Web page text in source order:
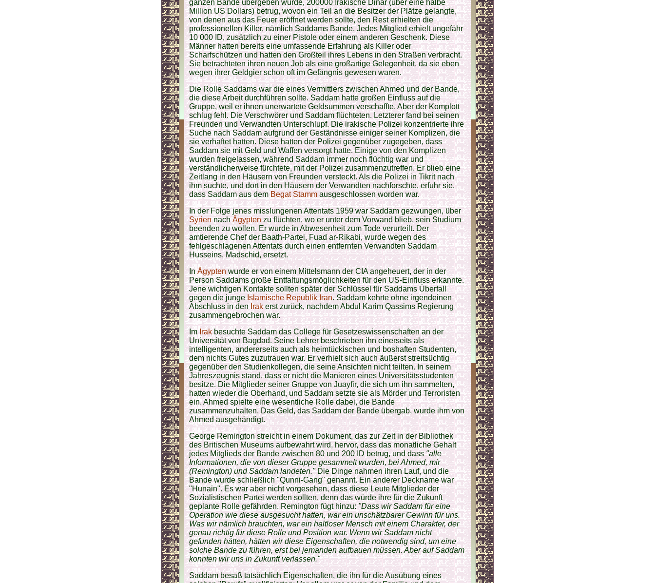
ganzen Bande übergeben wurde, 200000 Irakische Dinar (über eine halbe
Million US Dollars) betrug, wovon ein Teil an die Besitzer der Plätze gelangte,
von denen aus das Feuer eröffnet werden sollte, den Rest erhielten die
professionellen Killer, nämlich Saddams Bande. Jedes Mitglied erhielt ungefähr
10 000 ID, zusätzlich zu einer Pistole oder einem anderen Geschenk. Diese
Männer hatten bereits eine umfassende Erfahrung als Killer oder
Scharfschützen und hatten den Großteil ihres Lebens in den Straßen verbracht.
Sie betrachteten ihren neuen Job als eine großartige Gelegenheit, da sie eben
wegen ihrer Geldgier schon oft im Gefängnis gewesen waren.
Die Rolle Saddams war die eines Vermittlers zwischen Ahmed und der Bande,
die diese Arbeit durchführen sollte. Saddam hatte großen Einfluss auf die
Gruppe, weil er ihnen unerwartete Geldsummen verschaffte. Aber der Komplott
schlug fehl. Die Verschwörer und Saddam flüchteten. Letzterer fand bei seinen
Freunden und Verwandten Unterschlupf. Die irakische Polizei konzentrierte ihre
Suche nach Saddam aufgrund der Geständnisse einiger seiner Komplizen, die
sie verhaftet hatten. Diese hatten der Polizei gegenüber zugegeben, dass
Saddam sie mit Geld und Waffen versorgt hatte. Einige von den Komplizen
wurden freigelassen, während Saddam immer noch flüchtig war und
verständlicherweise fürchtete, mit der Polizei zusammenzutreffen. Er blieb eine
Zeitlang in den Häusern von Freunden versteckt. Als die Polizei in Tikrit nach
ihm suchte, und dort in den Häusern der Verwandten nachforschte, erfuhr sie,
dass Saddam aus demBegat Stammausgeschlossen worden war.
In der Folge jenes misslungenen Attentats 1959 war Saddam gezwungen, über
SyriennachÄgyptenzu flüchten, wo er unter dem Vorwand blieb, sein Studium
beenden zu wollen. Er wurde in Abwesenheit zum Tode verurteilt. Der
amtierende Chef der Baath-Partei, Fuad ar-Rikabi, wurde wegen des
fehlgeschlagenen Attentats durch einen entfernten Verwandten Saddam
Husseins, Madschid, ersetzt.
InÄgyptenwurde er von einem Mittelsmann der CIA angeheuert, der in der
Person Saddams große Entfaltungsmöglichkeiten für den US-Einfluss erkannte.
Jene wichtigen Kontakte sollten später der Schlüssel für Saddams Überfall
gegen die jungeIslamische Republik Iran. Saddam kehrte ohne irgendeinen
Abschluss in denIrakerst zurück, nachdem Abdul Karim Qassims Regierung
zusammengebrochen war.
ImIrakbesuchte Saddam das College für Gesetzeswissenschaften an der
Universität von Bagdad. Seine Lehrer beschrieben ihn einerseits als
intelligenten, andererseits auch als heimtückischen und boshaften Studenten,
dem nichts Gutes zuzutrauen war. Er verhielt sich auch äußerst streitsüchtig
gegenüber den Studienkollegen, die seine Ansichten nicht teilten. In seinem
Jahreszeugnis stand, dass er nicht die Manieren eines Universitätsstudenten
besitze. Die Mitglieder seiner Gruppe von Juayfir, die sich um ihn sammelten,
hatten wieder die Oberhand, und Saddam setzte sie als Mörder und Terroristen
ein. Ahmed spielte eine wesentliche Rolle dabei, die Bande
zusammenzuhalten. Das Geld, das Saddam der Bande übergab, wurde ihm von
Ahmed ausgehändigt.
George Remington streicht in einem Dokument, das zur Zeit in der Bibliothek
des Britischen Museums aufbewahrt wird, hervor, dass das monatliche Gehalt
jedes Mitglieds der Bande zwischen 80 und 200 ID betrug, und dass"alle
Informationen, die von dieser Gruppe gesammelt wurden, bei Ahmed, mir
(Remington) und Saddam landeten."Die Dinge nahmen ihren Lauf, und die
Bande wurde schließlich "Qunni-Gang" genannt. Ein anderer Deckname war
"Hunain". Es war aber nicht vorgesehen, dass diese Leute Mitglieder der
Sozialistischen Partei werden sollten, denn das würde ihre für die Zukunft
geplante Rolle gefährden. Remington fügt hinzu:"Dass wir Saddam für eine
Operation wie diese ausgesucht hatten, war ein unschätzbarer Gewinn für uns.
Was wir nämlich brauchten, war ein haltloser Mensch mit einem Charakter, der
genau richtig für diese Rolle und Position war. Wenn wir Saddam nicht
gefunden hätten, hätten wir diese Eigenschaften, die notwendig sind, um eine
solche Bande zu führen, erst bei jemanden aufbauen müssen. Aber auf Saddam
konnten wir uns in Zukunft verlassen."
Saddam besaß tatsächlich Eigenschaften, die ihn für die Ausübung eines